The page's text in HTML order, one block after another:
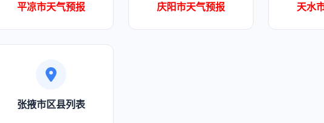
平凉市天气预报 庆阳市天气预报 天水
张掖市区县列表